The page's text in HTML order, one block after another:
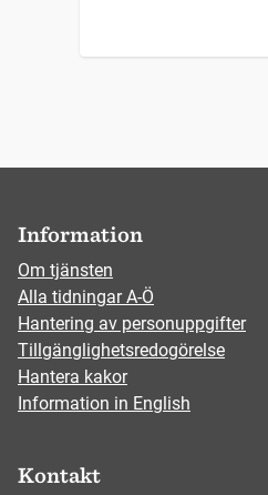
Information
Om tjänsten
Alla tidningar A-Ö
Hantering av personuppgifter
Tillgänglighetsredogörelse
Hantera kakor
Information in English
Kontakt